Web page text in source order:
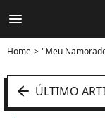
menu
Home "Meu Namorado
arrow_left ÚLTIMO